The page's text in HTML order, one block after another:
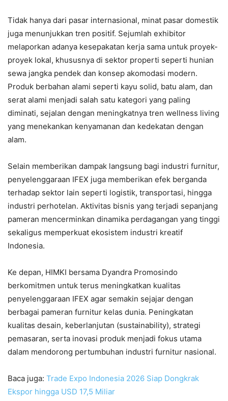
Tidak hanya dari pasar internasional, minat pasar domestik
juga menunjukkan tren positif. Sejumlah exhibitor
melaporkan adanya kesepakatan kerja sama untuk proyek-
proyek lokal, khususnya di sektor properti seperti hunian
sewa jangka pendek dan konsep akomodasi modern.
Produk berbahan alami seperti kayu solid, batu alam, dan
serat alami menjadi salah satu kategori yang paling
diminati, sejalan dengan meningkatnya tren wellness living
yang menekankan kenyamanan dan kedekatan dengan
alam.
Selain memberikan dampak langsung bagi industri furnitur,
penyelenggaraan IFEX juga memberikan efek berganda
terhadap sektor lain seperti logistik, transportasi, hingga
industri perhotelan. Aktivitas bisnis yang terjadi sepanjang
pameran mencerminkan dinamika perdagangan yang tinggi
sekaligus memperkuat ekosistem industri kreatif
Indonesia.
Ke depan, HIMKI bersama Dyandra Promosindo
berkomitmen untuk terus meningkatkan kualitas
penyelenggaraan IFEX agar semakin sejajar dengan
berbagai pameran furnitur kelas dunia. Peningkatan
kualitas desain, keberlanjutan (sustainability), strategi
pemasaran, serta inovasi produk menjadi fokus utama
dalam mendorong pertumbuhan industri furnitur nasional.
Baca juga: Trade Expo Indonesia 2026 Siap Dongkrak
Ekspor hingga USD 17,5 Miliar